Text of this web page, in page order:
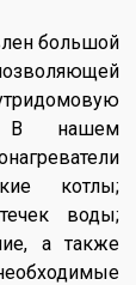
большой
В нашем
котлы;
воды;
а также